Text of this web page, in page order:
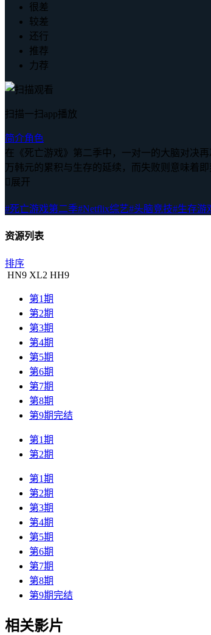
很差
较差
还行
推荐
力荐
扫描一扫app播放
简介角色
在《死亡游戏》第二季中，一对一的大脑对决
万韩元的累积与生存的延续，而失败则意味着
 展开
#死亡游戏第二季#Netflix综艺#头脑竞技#生存游
资源列表
排序
HN9 XL2 HH9
第1期
第2期
第3期
第4期
第5期
第6期
第7期
第8期
第9期完结
第1期
第2期
第1期
第2期
第3期
第4期
第5期
第6期
第7期
第8期
第9期完结
相关影片